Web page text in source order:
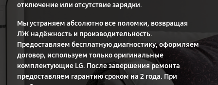
отключение или отсутствие зарядки.
Мы устраняем абсолютно все поломки, возвращая
ЛЖ надёжность и производительность.
Предоставляем бесплатную диагностику, оформляем
договор, используем только оригинальные
комплектующие LG. После завершения ремонта
предоставляем гарантию сроком на 2 года. При